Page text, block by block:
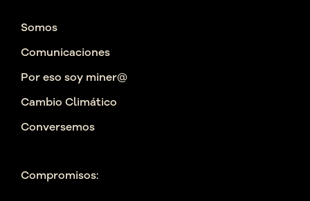
Somos
Comunicaciones
Por eso soy miner@
Cambio Climático
Conversemos
Compromisos: